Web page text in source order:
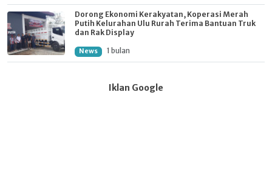
Dorong Ekonomi Kerakyatan, Koperasi Merah
Putih Kelurahan Ulu Rurah Terima Bantuan Truk
dan Rak Display
News 1 bulan
Iklan Google